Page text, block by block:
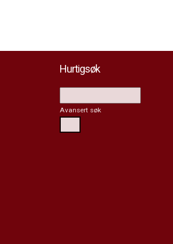
Hurtigsøk
Avansert søk